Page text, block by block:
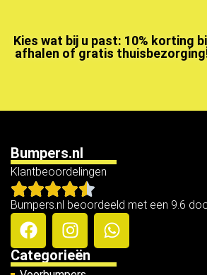
Kies wat bij u past: 10% korting
afhalen of gratis
Bumpers.nl
Klantbeoordelingen
Bumpers.nl beoordeeld met een 9.6
Categorieën